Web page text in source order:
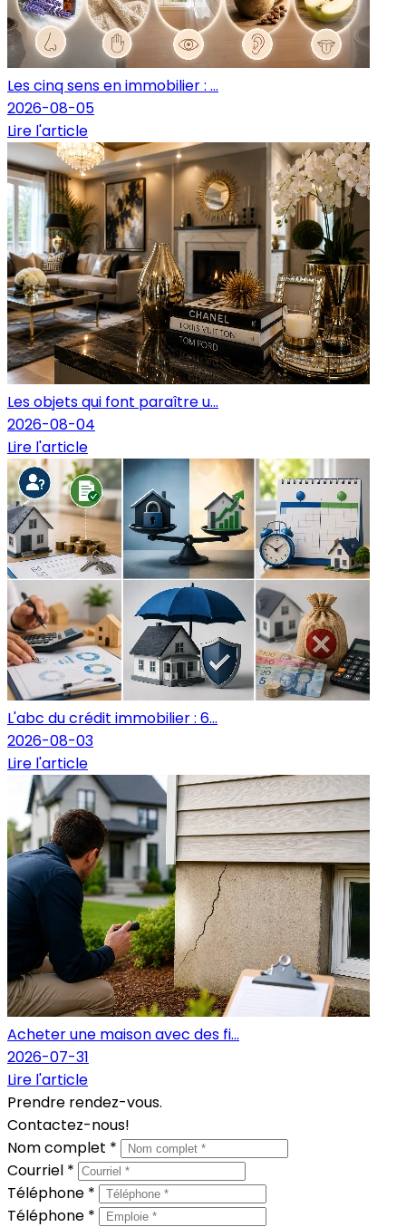
Les cinq sens en immobilier : ...
2026-08-05
Lire l'article
Les objets qui font paraître u...
2026-08-04
Lire l'article
L'abc du crédit immobilier : 6...
2026-08-03
Lire l'article
Acheter une maison avec des fi...
2026-07-31
Lire l'article
Prendre rendez-vous.
Contactez-nous!
Nom complet *
Courriel *
Téléphone *
Téléphone *